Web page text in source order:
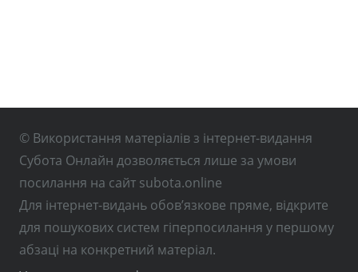
© Використання матеріалів з інтернет-видання
Субота Онлайн дозволяється лише за умови
посилання на сайт subota.online
Для інтернет-видань обов’язкове пряме, відкрите
для пошукових систем гіперпосилання у першому
абзаці на конкретний матеріал.